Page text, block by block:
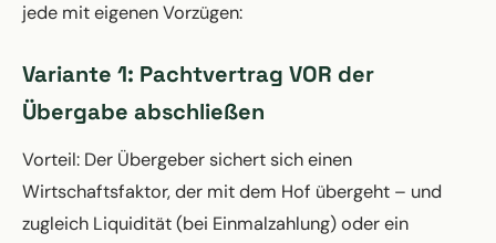
jede mit eigenen Vorzügen:
Variante 1: Pachtvertrag VOR der
Übergabe abschließen
Vorteil: Der Übergeber sichert sich einen
Wirtschaftsfaktor, der mit dem Hof übergeht – und
zugleich Liquidität (bei Einmalzahlung) oder ein